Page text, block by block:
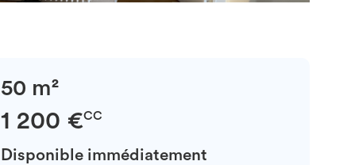
50 m²
1 200 €CC
Disponible immédiatement